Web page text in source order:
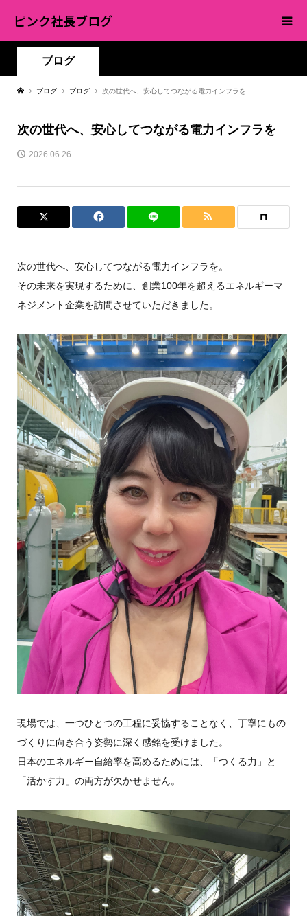
ピンク社長ブログ
ブログ
ブログ ブログ 次の世代へ、安心してつながる電力インフラを
次の世代へ、安心してつながる電力インフラを
2026.06.26
次の世代へ、安心してつながる電力インフラを。
その未来を実現するために、創業100年を超えるエネルギーマ
ネジメント企業を訪問させていただきました。
現場では、一つひとつの工程に妥協することなく、丁寧にもの
づくりに向き合う姿勢に深く感銘を受けました。
日本のエネルギー自給率を高めるためには、「つくる力」と
「活かす力」の両方が欠かせません。